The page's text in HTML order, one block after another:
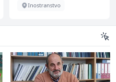
Inostranstvo